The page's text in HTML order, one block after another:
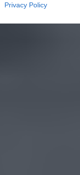
Privacy Policy